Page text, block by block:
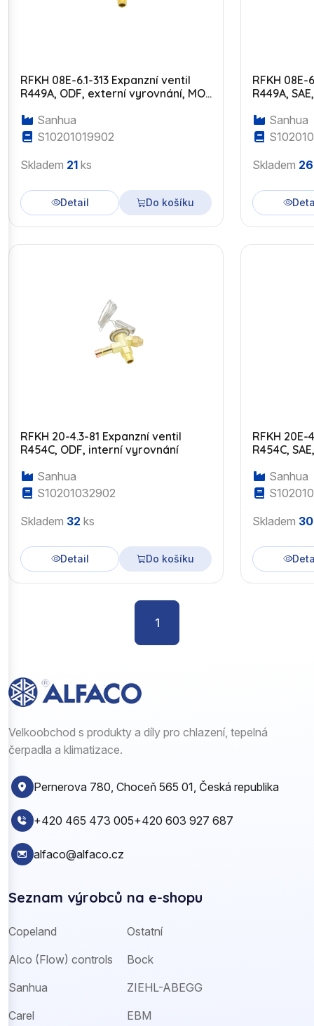
RFKH 08E-6.1-313 Expanzní ventil
R449A, ODF, externí vyrovnání, MOP
Sanhua
S10201019902
Skladem 21 ks
Detail Do košíku
RFKH 08E-
R449A,
Sanhua
Skladem 26
RFKH 20-4.3-81 Expanzní ventil
R454C, ODF, interní vyrovnání
Sanhua
S10201032902
Skladem 32 ks
Detail Do košíku
RFKH
R454C,
Sanhua
Skladem 30
1
Velkoobchod s produkty a díly pro chlazení, tepelná
čerpadla a klimatizace.
Pernerova 780, Choceň 565 01, Česká republika
+420 465 473 005+420 603 927 687
alfaco@alfaco.cz
Seznam výrobců na e-shopu
Copeland
Alco (Flow) controls
Sanhua
Carel
Ostatní
Bock
ZIEHL-ABEGG
EBM